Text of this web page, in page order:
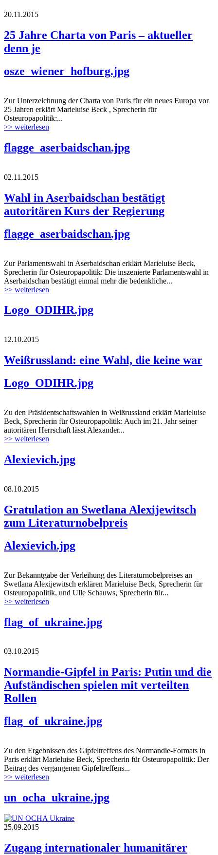
20.11.2015
25 Jahre Charta von Paris – aktueller
denn je
osze_wiener_hofburg.jpg
Zur Unterzeichnung der Charta von Paris für ein neues Europa vor
25 Jahren erklärt Marieluise Beck , Sprecherin für
Osteuropapolitik:...
>> weiterlesen
flagge_aserbaidschan.jpg
02.11.2015
Wahl in Aserbaidschan bestätigt
autoritären Kurs der Regierung
flagge_aserbaidschan.jpg
Zur Parlamentswahl in Aserbaidschan erklärt Marieluise Beck,
Sprecherin für Osteuropapolitik: Die inszenierte Parlamentswahl in
Aserbaidschan bestätigt einmal mehr die bedenkliche...
>> weiterlesen
Logo_ODIHR.jpg
12.10.2015
Weißrussland: eine Wahl, die keine war
Logo_ODIHR.jpg
Zu den Präsidentschaftswahlen in Weißrussland erklärt Marieluise
Beck, Sprecherin für Osteuropapolitik: Auch im 21. Jahr seiner
autoritären Herrschaft lässt Alexander...
>> weiterlesen
Alexievich.jpg
08.10.2015
Gratulation an Swetlana Alexijewitsch
zum Literaturnobelpreis
Alexievich.jpg
Zur Bekanntgabe der Verleihung des Literaturnobelpreises an
Swetlana Alexijewitsch erklären Marieluise Beck, Sprecherin für
Osteuropapolitik, und Ulle Schauws, Sprecherin für...
>> weiterlesen
flag_of_ukraine.jpg
03.10.2015
Normandie-Gipfel in Paris: Putin und die
Aufständischen spielen mit verteilten
Rollen
flag_of_ukraine.jpg
Zu den Ergebnissen des Gipfeltreffens des Normandie-Formats in
Paris erklärt Marieluise Beck, Sprecherin für Osteuropapolitik: Der
Beitrag des vergangenen Gipfeltreffens...
>> weiterlesen
un_ocha_ukraine.jpg
25.09.2015
Zugang internationaler humanitärer